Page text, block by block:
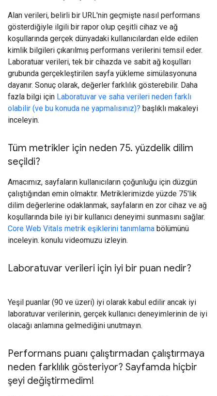
Alan verileri, belirli bir URL'nin geçmişte nasıl performans
gösterdiğiyle ilgili bir rapor olup çeşitli cihaz ve ağ
koşullarında gerçek dünyadaki kullanıcılardan elde edilen
kimlik bilgileri çıkarılmış performans verilerini temsil eder.
Laboratuar verileri, tek bir cihazda ve sabit ağ koşulları
grubunda gerçekleştirilen sayfa yükleme simülasyonuna
dayanır. Sonuç olarak, değerler farklılık gösterebilir. Daha
fazla bilgi için Laboratuvar ve saha verileri neden farklı
olabilir (ve bu konuda ne yapmalısınız)? başlıklı makaleyi
inceleyin.
Tüm metrikler için neden 75. yüzdelik dilim
seçildi?
Amacımız, sayfaların kullanıcıların çoğunluğu için düzgün
çalıştığından emin olmaktır. Metriklerimizde yüzde 75'lik
dilim değerlerine odaklanmak, sayfaların en zor cihaz ve ağ
koşullarında bile iyi bir kullanıcı deneyimi sunmasını sağlar.
Core Web Vitals metrik eşiklerini tanımlama bölümünü
inceleyin. konulu videomuzu izleyin.
Laboratuvar verileri için iyi bir puan nedir?
Yeşil puanlar (90 ve üzeri) iyi olarak kabul edilir ancak iyi
laboratuvar verilerinin, gerçek kullanıcı deneyimlerinin de iyi
olacağı anlamına gelmediğini unutmayın.
Performans puanı çalıştırmadan çalıştırmaya
neden farklılık gösteriyor? Sayfamda hiçbir
şeyi değiştirmedim!